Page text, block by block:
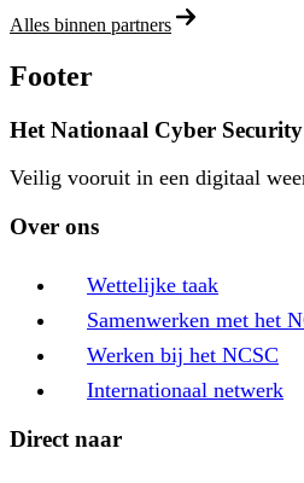
Alles binnen partners
Footer
Het Nationaal Cyber
Veilig vooruit in een digitaal
Over ons
Wettelijke taak
Samenwerken met het
Werken bij het NCSC
Internationaal netwerk
Direct naar